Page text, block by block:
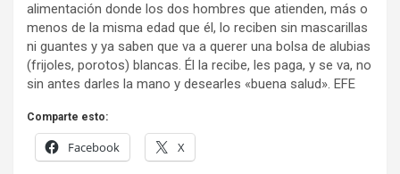
alimentación donde los dos hombres que atienden, más o
menos de la misma edad que él, lo reciben sin mascarillas
ni guantes y ya saben que va a querer una bolsa de alubias
(frijoles, porotos) blancas. Él la recibe, les paga, y se va, no
sin antes darles la mano y desearles «buena salud». EFE
Comparte esto:
Facebook X